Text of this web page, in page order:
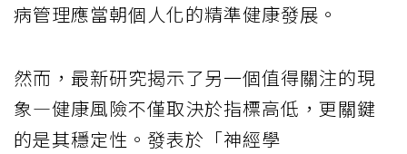
病管理應當朝個人化的精準健康發展。
然而，最新研究揭示了另一個值得關注的現
象—健康風險不僅取決於指標高低，更關鍵
的是其穩定性。發表於「神經學